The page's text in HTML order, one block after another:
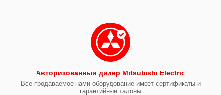
Авторизованный дилер Mitsubishi Electric
Все продаваемое нами оборудование имеет сертификаты и
гарантийные талоны